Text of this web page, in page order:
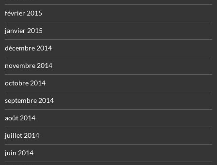
février 2015
janvier 2015
décembre 2014
novembre 2014
octobre 2014
septembre 2014
août 2014
juillet 2014
juin 2014